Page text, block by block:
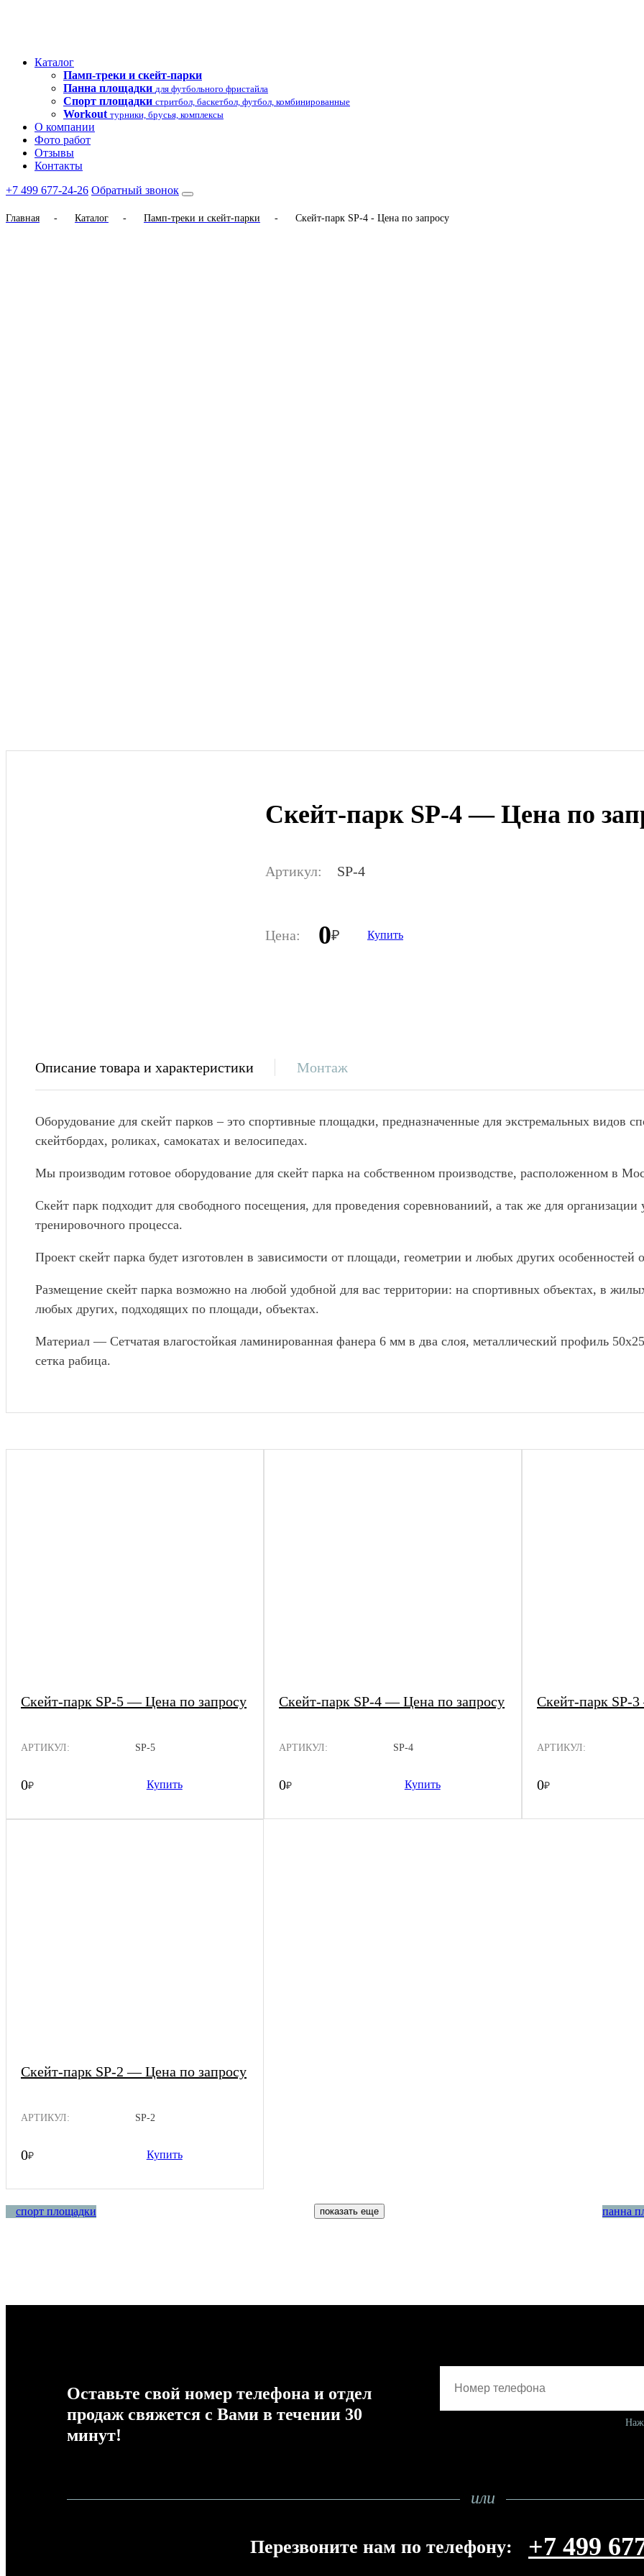
Каталог
Памп-треки и скейт-парки
Панна площадки для футбольного фристайла
Спорт площадки стритбол, баскетбол, футбол, комбинированные
Workout турники, брусья, комплексы
О компании
Фото работ
Отзывы
Контакты
+7 499 677-24-26 Обратный звонок
Главная - Каталог - Памп-треки и скейт-парки - Скейт-парк SP-4 - Цена по запросу
Скейт-парк SP-4 — Цена по
Артикул: SP-4
Цена: 0₽ Купить
Описание товара и характеристики Монтаж
Оборудование для скейт парков – это спортивные площадки, предназначенные для экстремальных видов
скейтбордах, роликах, самокатах и велосипедах.
Мы производим готовое оборудование для скейт парка на собственном производстве, расположенном в
Скейт парк подходит для свободного посещения, для проведения соревнованиий, а так же для организации
тренировочного процесса.
Проект скейт парка будет изготовлен в зависимости от площади, геометрии и любых других особенностей
Размещение скейт парка возможно на любой удобной для вас территории: на спортивных объектах, в
любых других, подходящих по площади, объектах.
Материал — Сетчатая влагостойкая ламинированная фанера 6 мм в два слоя, металлический профиль
сетка рабица.
Скейт-парк SP-5 — Цена по запросу
АРТИКУЛ: SP-5
0₽ Купить
Скейт-парк SP-4 — Цена по запросу
АРТИКУЛ: SP-4
0₽ Купить
Скейт-парк SP-
АРТИКУЛ:
0₽
Скейт-парк SP-2 — Цена по запросу
АРТИКУЛ: SP-2
0₽ Купить
спорт площадки показать еще панна
Оставьте свой номер телефона и отдел
продаж свяжется с Вами в течении 30
минут!
или
Перезвоните нам по телефону: +7 499